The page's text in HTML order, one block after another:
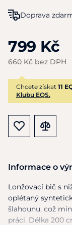
Doprava
799 Kč
660 Kč bez DPH
Chcete získat 11
Klubu EQS.
Informace o
Lonžovací bič s
oplétaný
šlahounu, což
práci. Délka 200